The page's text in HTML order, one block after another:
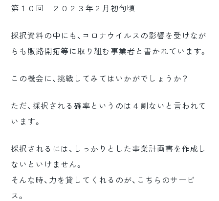
第１０回 ２０２３年２月初旬頃
採択資料の中にも、コロナウイルスの影響を受けなが
らも販路開拓等に取り組む事業者と書かれています。
この機会に、挑戦してみてはいかがでしょうか？
ただ、採択される確率というのは４割ないと言われて
います。
採択されるには、しっかりとした事業計画書を作成し
ないといけません。
そんな時、力を貸してくれるのが、こちらのサービ
ス。